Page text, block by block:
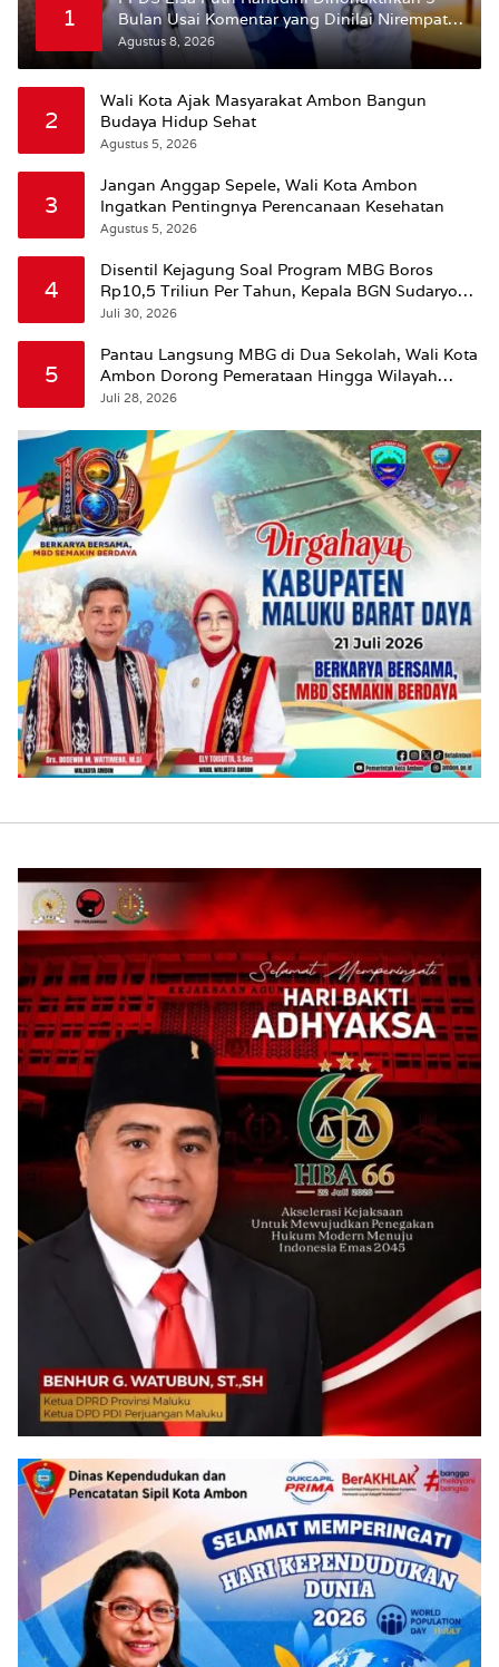
1
Bulan Usai Komentar yang Dinilai Nirempati
ke Pasien BPJS
Agustus 8, 2026
2
Wali Kota Ajak Masyarakat Ambon Bangun
Budaya Hidup Sehat
Agustus 5, 2026
3
Jangan Anggap Sepele, Wali Kota Ambon
Ingatkan Pentingnya Perencanaan Kesehatan
Agustus 5, 2026
4
Disentil Kejagung Soal Program MBG Boros
Rp10,5 Triliun Per Tahun, Kepala BGN Sudaryono
Beri Penjelasan
Juli 30, 2026
5
Pantau Langsung MBG di Dua Sekolah, Wali Kota
Ambon Dorong Pemerataan Hingga Wilayah
Leitimur Selatan
Juli 28, 2026